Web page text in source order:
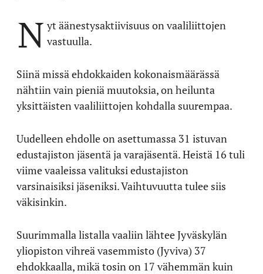
N yt äänestysaktiivisuus on vaaliliittojen
vastuulla.
Siinä missä ehdokkaiden kokonaismäärässä
nähtiin vain pieniä muutoksia, on heilunta
yksittäisten vaaliliittojen kohdalla suurempaa.
Uudelleen ehdolle on asettumassa 31 istuvan
edustajiston jäsentä ja varajäsentä. Heistä 16 tuli
viime vaaleissa valituksi edustajiston
varsinaisiksi jäseniksi. Vaihtuvuutta tulee siis
väkisinkin.
Suurimmalla listalla vaaliin lähtee Jyväskylän
yliopiston vihreä vasemmisto (Jyviva) 37
ehdokkaalla, mikä tosin on 17 vähemmän kuin